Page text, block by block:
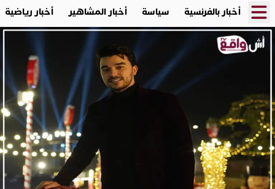
أخبار بالفرنسية سياسة أخبار المشاهير أخبار رياضية